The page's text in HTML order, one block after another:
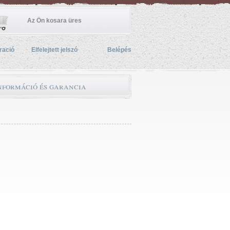
Az Ön kosara üres
Elfelejtett jelszó Belépés
és garancia